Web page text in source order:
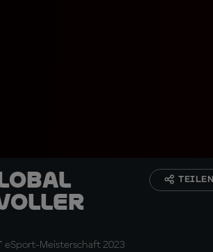
voller
eSport-Meisterschaft 2023
TEILEN